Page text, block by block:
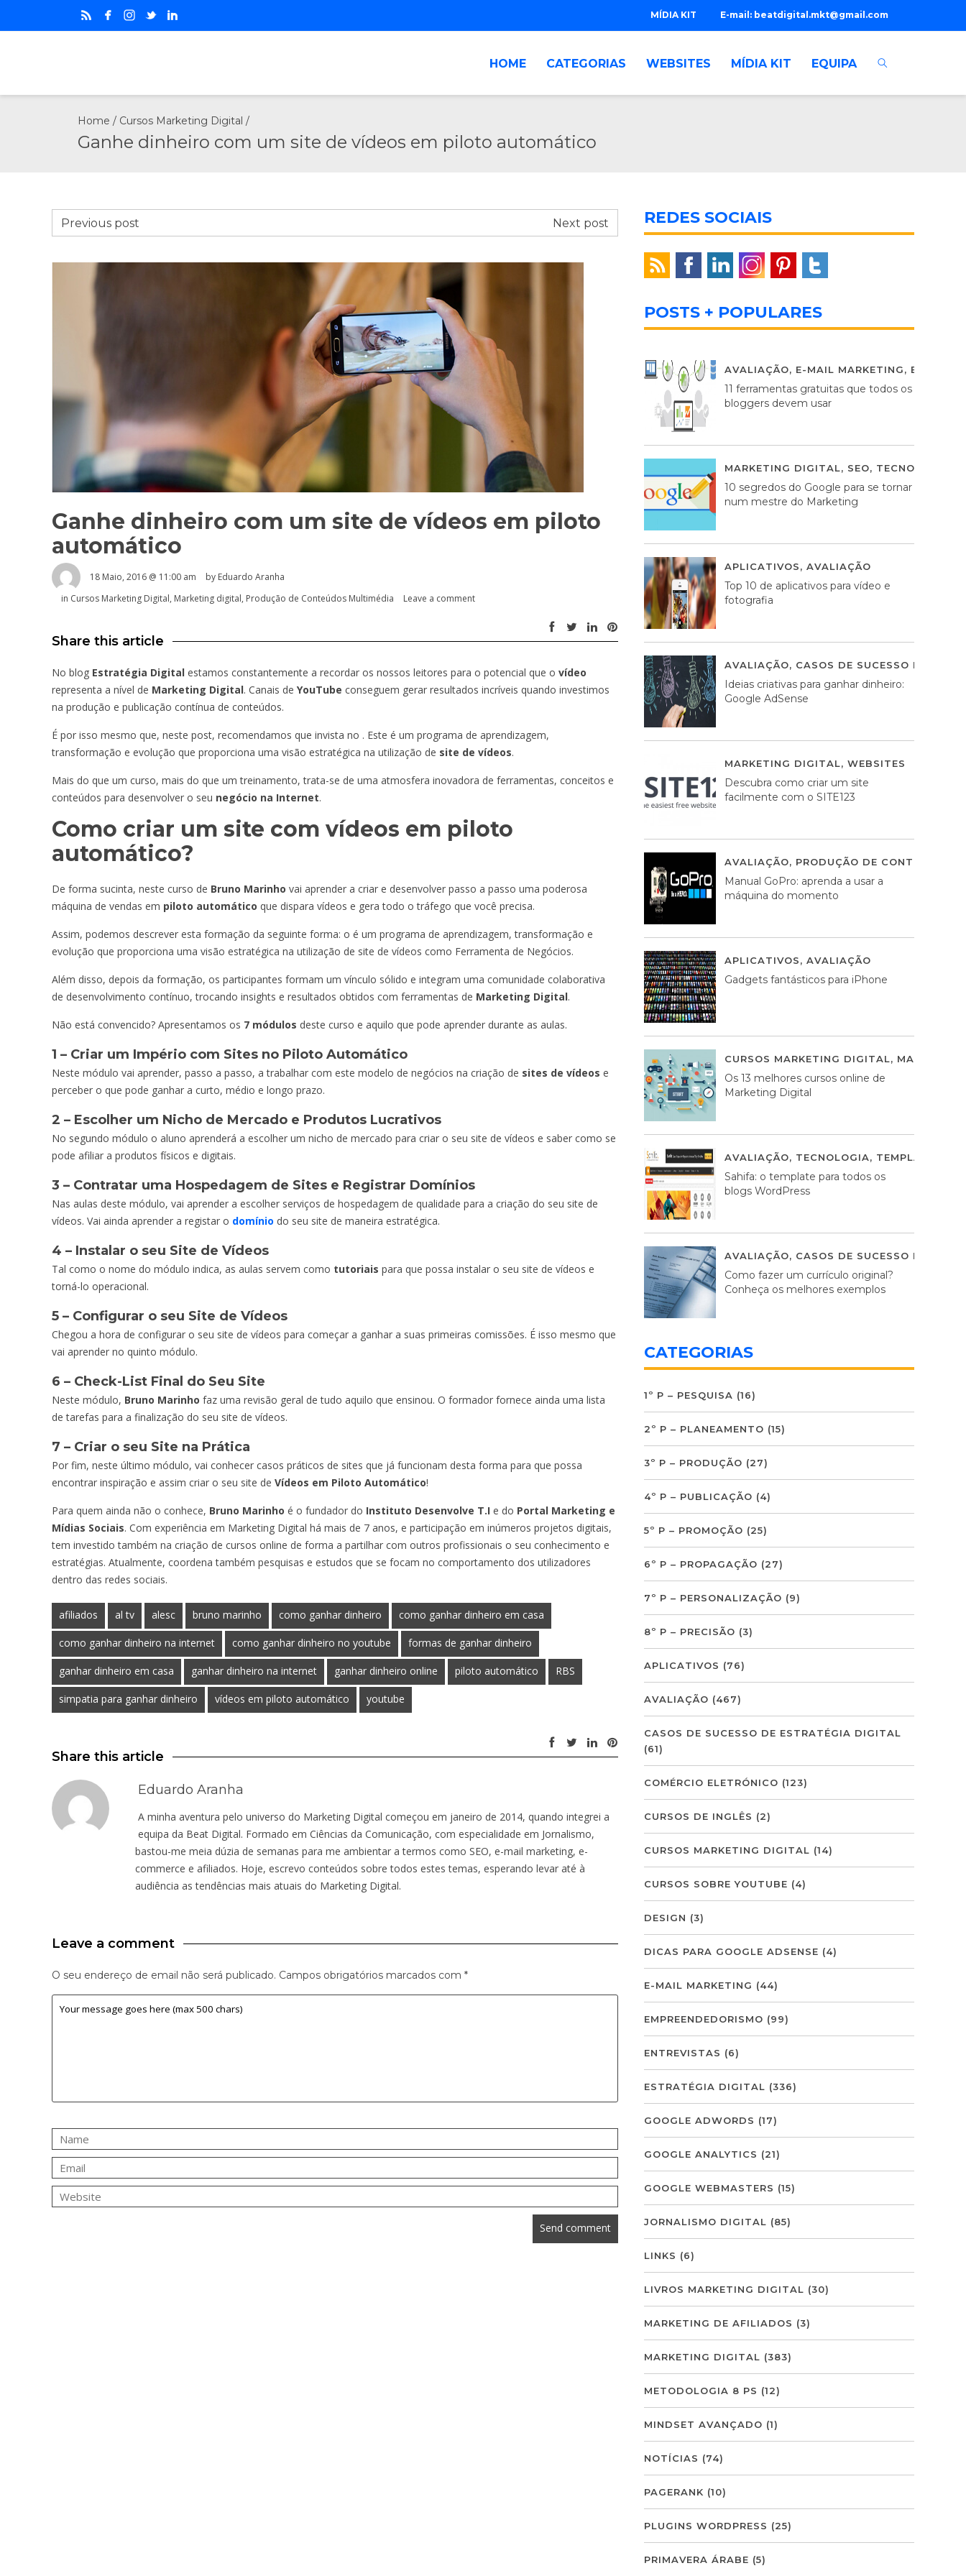
E-mail: beatdigital.mkt@gmail.com
MÍDIA KIT
HOME CATEGORIAS WEBSITES MÍDIA KIT EQUIPA
Home / Cursos Marketing Digital /
Ganhe dinheiro com um site de vídeos em piloto automático
Previous post Next post
Ganhe dinheiro com um site de vídeos em piloto
automático
18 Maio, 2016 @ 11:00 am by Eduardo Aranha
in Cursos Marketing Digital, Marketing digital, Produção de Conteúdos Multimédia Leave a comment
Share this article
No blog Estratégia Digital estamos constantemente a recordar os nossos leitores para o potencial que o vídeo
representa a nível de Marketing Digital. Canais de YouTube conseguem gerar resultados incríveis quando investimos
na produção e publicação contínua de conteúdos.
É por isso mesmo que, neste post, recomendamos que invista no . Este é um programa de aprendizagem,
transformação e evolução que proporciona uma visão estratégica na utilização de site de vídeos.
Mais do que um curso, mais do que um treinamento, trata-se de uma atmosfera inovadora de ferramentas, conceitos e
conteúdos para desenvolver o seu negócio na Internet.
Como criar um site com vídeos em piloto
automático?
De forma sucinta, neste curso de Bruno Marinho vai aprender a criar e desenvolver passo a passo uma poderosa
máquina de vendas em piloto automático que dispara vídeos e gera todo o tráfego que você precisa.
Assim, podemos descrever esta formação da seguinte forma: o é um programa de aprendizagem, transformação e
evolução que proporciona uma visão estratégica na utilização de site de vídeos como Ferramenta de Negócios.
Além disso, depois da formação, os participantes formam um vínculo sólido e integram uma comunidade colaborativa
de desenvolvimento contínuo, trocando insights e resultados obtidos com ferramentas de Marketing Digital.
Não está convencido? Apresentamos os 7 módulos deste curso e aquilo que pode aprender durante as aulas.
1 – Criar um Império com Sites no Piloto Automático
Neste módulo vai aprender, passo a passo, a trabalhar com este modelo de negócios na criação de sites de vídeos e
perceber o que pode ganhar a curto, médio e longo prazo.
2 – Escolher um Nicho de Mercado e Produtos Lucrativos
No segundo módulo o aluno aprenderá a escolher um nicho de mercado para criar o seu site de vídeos e saber como se
pode afiliar a produtos físicos e digitais.
3 – Contratar uma Hospedagem de Sites e Registrar Domínios
Nas aulas deste módulo, vai aprender a escolher serviços de hospedagem de qualidade para a criação do seu site de
vídeos. Vai ainda aprender a registar o domínio do seu site de maneira estratégica.
4 – Instalar o seu Site de Vídeos
Tal como o nome do módulo indica, as aulas servem como tutoriais para que possa instalar o seu site de vídeos e
torná-lo operacional.
5 – Configurar o seu Site de Vídeos
Chegou a hora de configurar o seu site de vídeos para começar a ganhar a suas primeiras comissões. É isso mesmo que
vai aprender no quinto módulo.
6 – Check-List Final do Seu Site
Neste módulo, Bruno Marinho faz uma revisão geral de tudo aquilo que ensinou. O formador fornece ainda uma lista
de tarefas para a finalização do seu site de vídeos.
7 – Criar o seu Site na Prática
Por fim, neste último módulo, vai conhecer casos práticos de sites que já funcionam desta forma para que possa
encontrar inspiração e assim criar o seu site de Vídeos em Piloto Automático!
Para quem ainda não o conhece, Bruno Marinho é o fundador do Instituto Desenvolve T.I e do Portal Marketing e
Mídias Sociais. Com experiência em Marketing Digital há mais de 7 anos, e participação em inúmeros projetos digitais,
tem investido também na criação de cursos online de forma a partilhar com outros profissionais o seu conhecimento e
estratégias. Atualmente, coordena também pesquisas e estudos que se focam no comportamento dos utilizadores
dentro das redes sociais.
afiliados al tv alesc bruno marinho como ganhar dinheiro como ganhar dinheiro em casa
como ganhar dinheiro na internet como ganhar dinheiro no youtube formas de ganhar dinheiro
ganhar dinheiro em casa ganhar dinheiro na internet ganhar dinheiro online piloto automático RBS
simpatia para ganhar dinheiro vídeos em piloto automático youtube
Share this article
Eduardo Aranha
A minha aventura pelo universo do Marketing Digital começou em janeiro de 2014, quando integrei a
equipa da Beat Digital. Formado em Ciências da Comunicação, com especialidade em Jornalismo,
bastou-me meia dúzia de semanas para me ambientar a termos como SEO, e-mail marketing, e-
commerce e afiliados. Hoje, escrevo conteúdos sobre todos estes temas, esperando levar até à
audiência as tendências mais atuais do Marketing Digital.
Leave a comment
O seu endereço de email não será publicado. Campos obrigatórios marcados com *
REDES SOCIAIS
POSTS + POPULARES
AVALIAÇÃO, E-MAIL MARKETING,
11 ferramentas gratuitas que todos os
bloggers devem usar
MARKETING DIGITAL, SEO, TECNOLOGIA
10 segredos do Google para se tornar
num mestre do Marketing
APLICATIVOS, AVALIAÇÃO
Top 10 de aplicativos para vídeo e
fotografia
AVALIAÇÃO, CASOS DE SUCESSO DE
Ideias criativas para ganhar dinheiro:
Google AdSense
MARKETING DIGITAL, WEBSITES
Descubra como criar um site
facilmente com o SITE123
AVALIAÇÃO, PRODUÇÃO DE CONTEÚDOS
Manual GoPro: aprenda a usar a
máquina do momento
APLICATIVOS, AVALIAÇÃO
Gadgets fantásticos para iPhone
CURSOS MARKETING DIGITAL,
Os 13 melhores cursos online de
Marketing Digital
AVALIAÇÃO, TECNOLOGIA, TEMPLATES
Sahifa: o template para todos os
blogs WordPress
AVALIAÇÃO, CASOS DE SUCESSO DE
Como fazer um currículo original?
Conheça os melhores exemplos
CATEGORIAS
1º P – PESQUISA (16)
2º P – PLANEAMENTO (15)
3º P – PRODUÇÃO (27)
4º P – PUBLICAÇÃO (4)
5º P – PROMOÇÃO (25)
6º P – PROPAGAÇÃO (27)
7º P – PERSONALIZAÇÃO (9)
8º P – PRECISÃO (3)
APLICATIVOS (76)
AVALIAÇÃO (467)
CASOS DE SUCESSO DE ESTRATÉGIA DIGITAL
(61)
COMÉRCIO ELETRÓNICO (123)
CURSOS DE INGLÊS (2)
CURSOS MARKETING DIGITAL (14)
CURSOS SOBRE YOUTUBE (4)
DESIGN (3)
DICAS PARA GOOGLE ADSENSE (4)
E-MAIL MARKETING (44)
EMPREENDEDORISMO (99)
ENTREVISTAS (6)
ESTRATÉGIA DIGITAL (336)
GOOGLE ADWORDS (17)
GOOGLE ANALYTICS (21)
GOOGLE WEBMASTERS (15)
JORNALISMO DIGITAL (85)
LINKS (6)
LIVROS MARKETING DIGITAL (30)
MARKETING DE AFILIADOS (3)
MARKETING DIGITAL (383)
METODOLOGIA 8 PS (12)
MINDSET AVANÇADO (1)
NOTÍCIAS (74)
PAGERANK (10)
PLUGINS WORDPRESS (25)
PRIMAVERA ÁRABE (5)